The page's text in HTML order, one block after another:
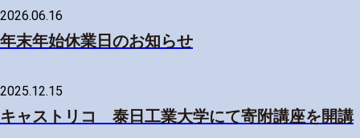
2026.06.16
年末年始休業日のお知らせ
2025.12.15
キャストリコ 泰日工業大学にて寄附講座を開講